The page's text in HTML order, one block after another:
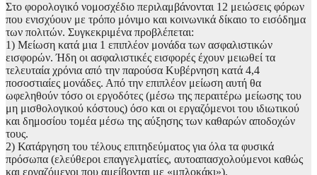
Στο φορολογικό νομοσχέδιο περιλαμβάνονται 12 μειώσεις φόρων
που ενισχύουν με τρόπο μόνιμο και κοινωνικά δίκαιο το εισόδημα
των πολιτών. Συγκεκριμένα προβλέπεται:
1) Μείωση κατά μια 1 επιπλέον μονάδα των ασφαλιστικών
εισφορών. Ήδη οι ασφαλιστικές εισφορές έχουν μειωθεί τα
τελευταία χρόνια από την παρούσα Κυβέρνηση κατά 4,4
ποσοστιαίες μονάδες. Από την επιπλέον μείωση αυτή θα
ωφεληθούν τόσο οι εργοδότες (μέσω της περαιτέρω μείωσης του
μη μισθολογικού κόστους) όσο και οι εργαζόμενοι του ιδιωτικού
και δημοσίου τομέα μέσω της αύξησης των καθαρών αποδοχών
τους.
2) Κατάργηση του τέλους επιτηδεύματος για όλα τα φυσικά
πρόσωπα (ελεύθεροι επαγγελματίες, αυτοαπασχολούμενοι καθώς
και εργαζόμενοι που αμείβονται με «μπλοκάκι»).